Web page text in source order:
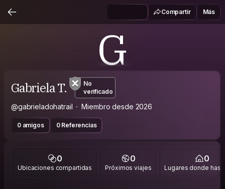
Compartir Más
G
Gabriela T.
No
verificado
@gabrieladohatrail Miembro desde 2026
0 amigos 0 Referencias
0
Ubicaciones compartidas
0
Próximos viajes
0
Lugares donde has